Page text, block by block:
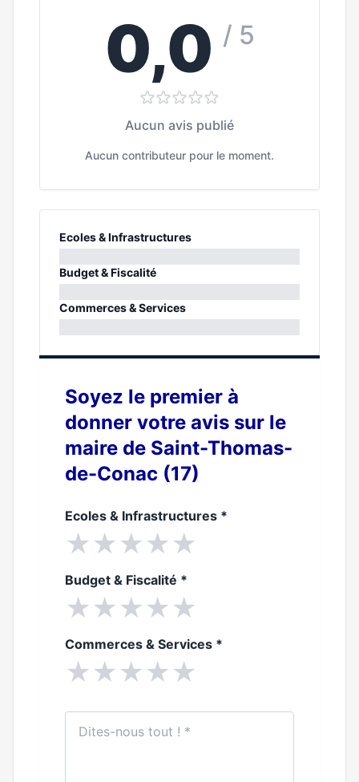
0,0 / 5
Aucun avis publié
Aucun contributeur pour le moment.
Ecoles & Infrastructures
0%
Budget & Fiscalité
0%
Commerces & Services
Soyez le premier à
donner votre avis sur le
maire de Saint-Thomas-
de-Conac (17)
Ecoles & Infrastructures *
★★★★★
Budget & Fiscalité *
★★★★★
Commerces & Services *
★★★★★